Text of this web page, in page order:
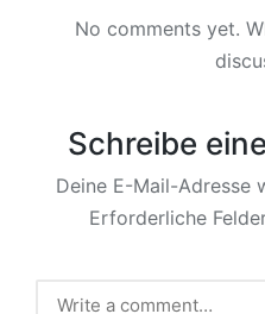
No comments yet.
Schreibe
Deine E-Mail-
Erforderliche